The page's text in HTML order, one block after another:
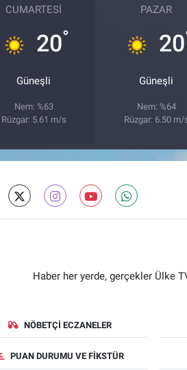
CUMARTESI
20°
Güneşli
Nem: %63
Rüzgar: 5.61 m/s
PAZAR
20
Güneşli
Nem: %64
Rüzgar: 6.50 m/
Haber her yerde, gerçekler Ülke
NÖBETÇI ECZANELER
PUAN DURUMU VE FIKSTÜR